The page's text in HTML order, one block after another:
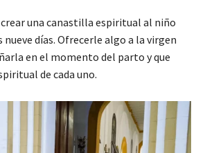
una canastilla espiritual al niño
días. Ofrecerle algo a la virgen
en el momento del parto y que
de cada uno.